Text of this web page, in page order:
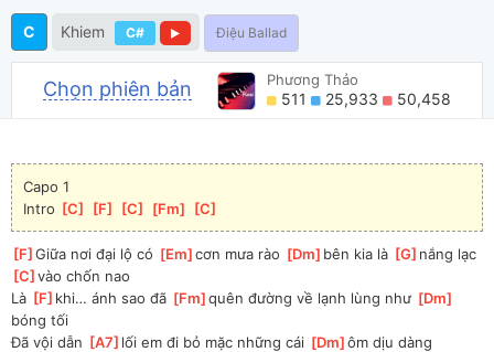
C Khiem C# Điệu Ballad
Chọn phiên bản Phương Thảo
511 25,933 50,458
Capo 1
Intro [C [F [C [Fm [C
[F ]
Giữa nơi đại lộ có [Em ]
cơn mưa rào [Dm ]bên kia là [G ]nắng lạc
C ]
vào chốn nao
Là [F ]khi… ánh sao đã [Fm ]
quên đường về lạnh lùng như [Dm
bóng tối
Đã vội dẫn [A7 ]lối em đi bỏ mặc những cái [Dm ]
ôm dịu dàng